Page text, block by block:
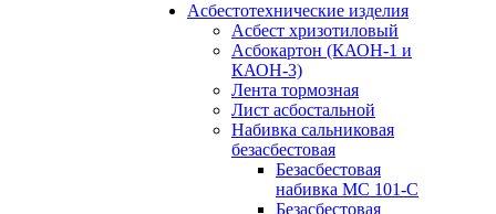
Асбестотехнические изделия
Асбест хризотиловый
Асбокартон (КАОН-1 и
КАОН-3)
Лента тормозная
Лист асбостальной
Набивка сальниковая
безасбестовая
Безасбестовая
набивка МС 101-С
Безасбестовая